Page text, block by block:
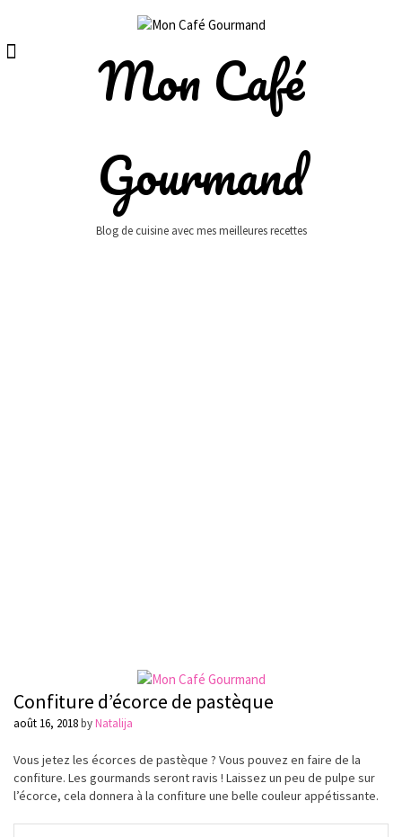
content
Mon Café
Gourmand
Blog de cuisine avec mes meilleures recettes
Confiture d’écorce de pastèque
août 16, 2018byNatalija
Vous jetez les écorces de pastèque ? Vous pouvez en faire de la
confiture. Les gourmands seront ravis ! Laissez un peu de pulpe sur
l’écorce, cela donnera à la confiture une belle couleur appétissante.